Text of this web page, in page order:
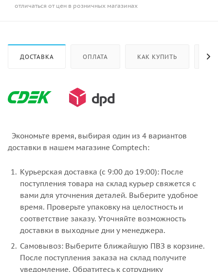
отличаться от цен в розничных магазинах
ДОСТАВКА ОПЛАТА КАК КУПИТЬ
Экономьте время, выбирая один из 4 вариантов
доставки в нашем магазине Comptech:
Курьерская доставка (с 9:00 до 19:00): После
поступления товара на склад курьер свяжется с
вами для уточнения деталей. Выберите удобное
время. Проверьте упаковку на целостность и
соответствие заказу. Уточняйте возможность
доставки в выходные дни у менеджера.
Самовывоз: Выберите ближайшую ПВЗ в корзине.
После поступления заказа на склад получите
уведомление. Обратитесь к сотруднику